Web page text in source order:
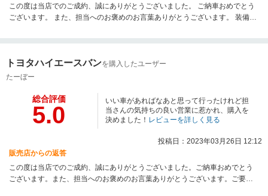
この度は当店でのご成約、誠にありがとうございました。 ご納車おめでとう
ございます。 また、担当へのお褒めのお言葉ありがとうございます。 装備盛
い。 今後のカスタムのご相談もお待ちしております！ 引き続きよろしくお願
トヨタハイエースバンを購入したユーザー
たーぼー
総合評価
5.0
いい車があればなあと思って行ったけれど担
当さんの気持ちの良い営業に惹かれ、購入を
決めました！ レビューを詳しく見る
投稿日：2023年03月26日 12:12
販売店からの返答
この度は当店でのご成約、誠にありがとうございました。ご納車おめでとう
ございます。また、担当へのお褒めのお言葉ありがとうございます。ご要望